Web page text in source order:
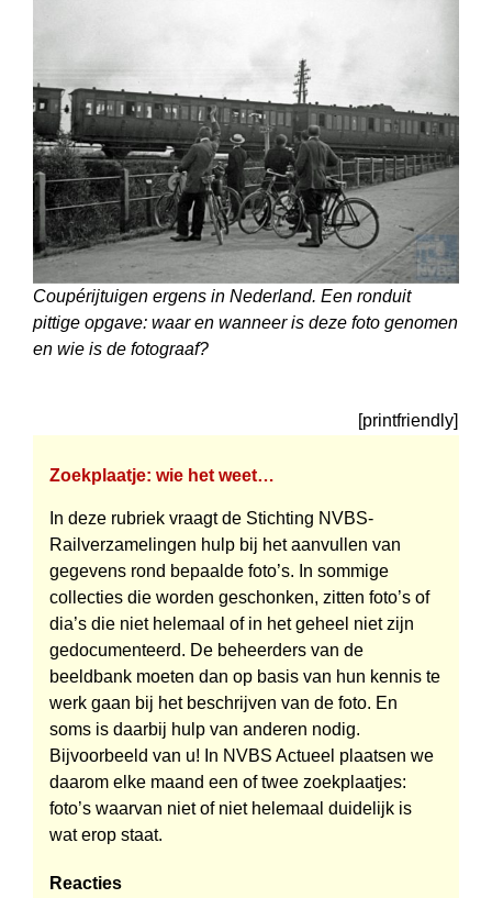
Coupérijtuigen ergens in Nederland. Een ronduit
pittige opgave: waar en wanneer is deze foto genomen
en wie is de fotograaf?
[printfriendly]
Zoekplaatje: wie het weet…
In deze rubriek vraagt de Stichting NVBS-
Railverzamelingen hulp bij het aanvullen van
gegevens rond bepaalde foto’s. In sommige
collecties die worden geschonken, zitten foto’s of
dia’s die niet helemaal of in het geheel niet zijn
gedocumenteerd. De beheerders van de
beeldbank moeten dan op basis van hun kennis te
werk gaan bij het beschrijven van de foto. En
soms is daarbij hulp van anderen nodig.
Bijvoorbeeld van u! In NVBS Actueel plaatsen we
daarom elke maand een of twee zoekplaatjes:
foto’s waarvan niet of niet helemaal duidelijk is
wat erop staat.
Reacties